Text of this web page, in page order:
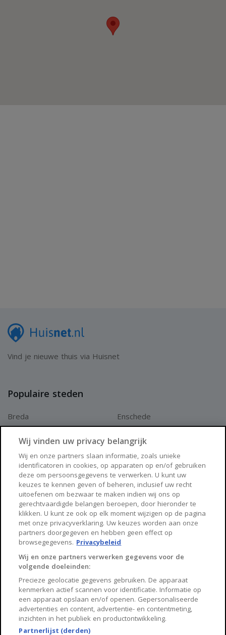
Vind je nieuwe thuis via Huisnet
Populaire steden
Breda
Arnhem
Enschede
Zwolle
Huisnet
Over Huisnet
Algemene voorwaarden
Privacybeleid
Contact
Sitemap
Copyright 2026, Huisnet is onderdeel van Property Portals
Wij vinden uw privacy belangrijk
Wij en onze partners slaan informatie, zoals unieke
identificatoren in cookies, op apparaten op en/of gebruiken
deze om persoonsgegevens te verwerken. U kunt uw
keuzes te kennen geven of beheren, inclusief uw recht
uitoefenen om bezwaar te maken indien wij ons op
gerechtvaardigde belangen beroepen, door hieronder te
klikken. U kunt ze ook op elk moment wijzigen op de pagina
met onze privacyverklaring. Uw keuzes worden aan onze
partners doorgegeven en hebben geen effect op
browsegegevens. Privacybeleid
Wij en onze partners verwerken gegevens voor de
volgende doeleinden:
Precieze geolocatie gegevens gebruiken. De apparaat
kenmerken actief scannen voor identificatie. Informatie op
een apparaat opslaan en/of openen. Gepersonaliseerde
advertenties en content, advertentie- en contentmeting,
inzichten in het publiek en productontwikkeling.
Partnerlijst (derden)